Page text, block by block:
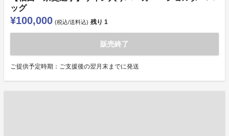
ッグ
¥100,000 (税込/送料込) 残り 1
販売終了
ご提供予定時期：ご支援後の翌月末までに発送